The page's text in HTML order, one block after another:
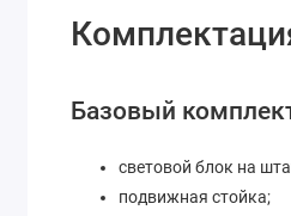
Базовый
световой блок на
подвижная стойка;